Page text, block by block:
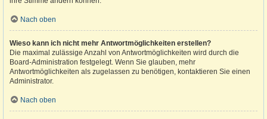
Nach oben
Wieso kann ich nicht mehr Antwortmöglichkeiten erstellen?
Die maximal zulässige Anzahl von Antwortmöglichkeiten wird durch die
Board-Administration festgelegt. Wenn Sie glauben, mehr
Antwortmöglichkeiten als zugelassen zu benötigen, kontaktieren Sie einen
Administrator.
Nach oben